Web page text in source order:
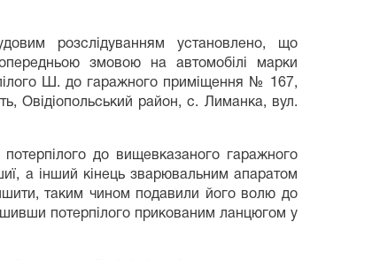
розслідуванням установлено, що
змовою на автомобілі марки
Ш. до гаражного приміщення № 167,
Овідіопольський район, с. Лиманка, вул.
до вищевказаного гаражного
а інший кінець зварювальним апаратом
таким чином подавили його волю до
потерпілого прикованим ланцюгом у